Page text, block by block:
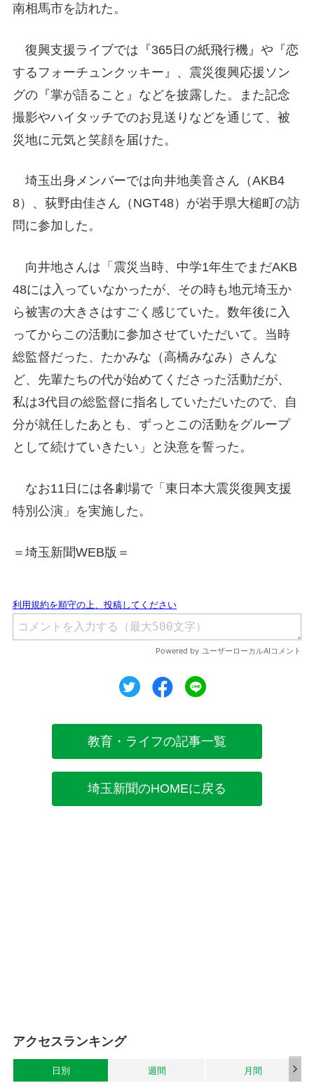
南相馬市を訪れた。
復興支援ライブでは『365日の紙飛行機』や『恋
するフォーチュンクッキー』、震災復興応援ソン
グの『掌が語ること』などを披露した。また記念
撮影やハイタッチでのお見送りなどを通じて、被
災地に元気と笑顔を届けた。
埼玉出身メンバーでは向井地美音さん（AKB4
8）、荻野由佳さん（NGT48）が岩手県大槌町の訪
問に参加した。
向井地さんは「震災当時、中学1年生でまだAKB
48には入っていなかったが、その時も地元埼玉か
ら被害の大きさはすごく感じていた。数年後に入
ってからこの活動に参加させていただいて。当時
総監督だった、たかみな（高橋みなみ）さんな
ど、先輩たちの代が始めてくださった活動だが、
私は3代目の総監督に指名していただいたので、自
分が就任したあとも、ずっとこの活動をグループ
として続けていきたい」と決意を誓った。
なお11日には各劇場で「東日本大震災復興支援
特別公演」を実施した。
＝埼玉新聞WEB版＝
ツイートシェア
教育・ライフの記事一覧
埼玉新聞のHOMEに戻る
アクセスランキング
日別 週間 月間